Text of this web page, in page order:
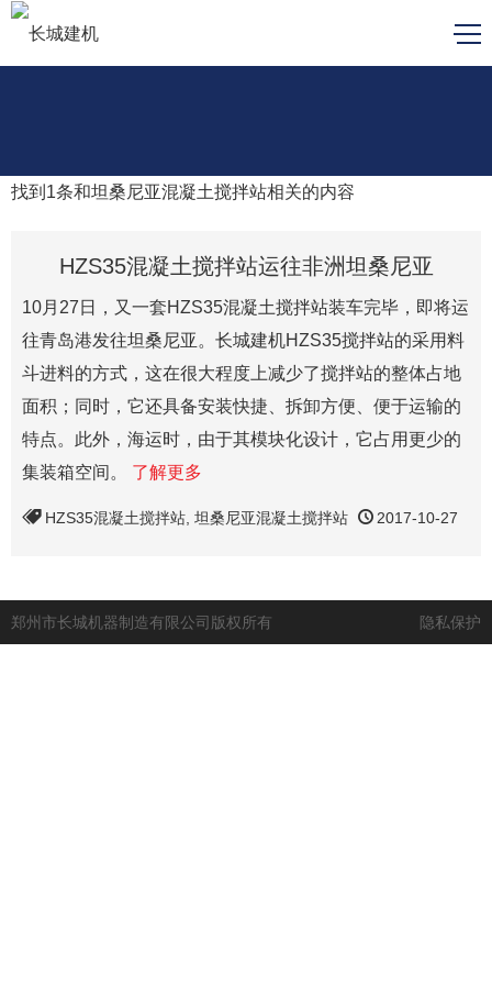
找到 1条和坦桑尼亚混凝土搅拌站相关的内容
HZS35混凝土搅拌站运往非洲坦桑尼亚
10月27日，又一套HZS35混凝土搅拌站装车完毕，即将运
往青岛港发往坦桑尼亚。长城建机HZS35搅拌站的采用料
斗进料的方式，这在很大程度上减少了搅拌站的整体占地
面积；同时，它还具备安装快捷、拆卸方便、便于运输的
特点。此外，海运时，由于其模块化设计，它占用更少的
集装箱空间。 了解更多
HZS35混凝土搅拌站 坦桑尼亚混凝土搅拌站 2017-10-27
郑州市长城机器制造有限公司版权所有 隐私保护